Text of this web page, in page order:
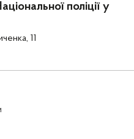
поліції у
11